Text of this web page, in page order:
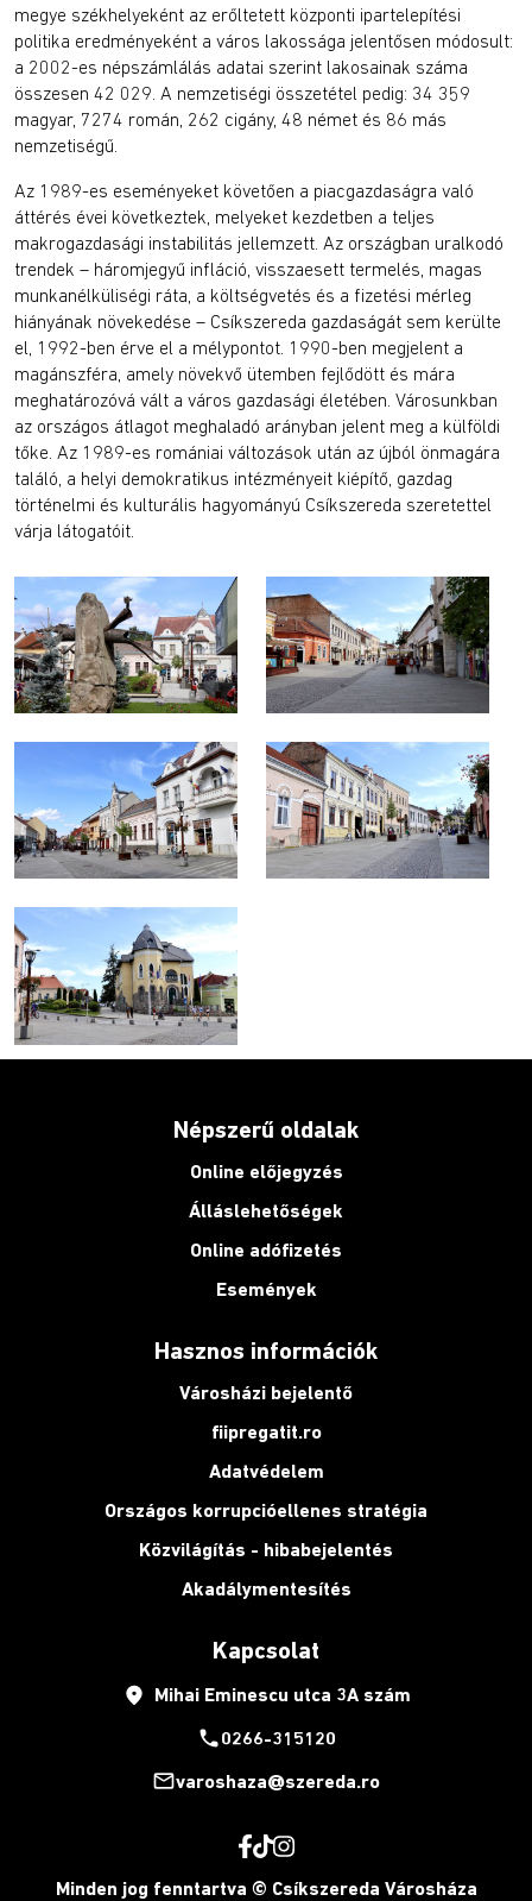
megye székhelyeként az erőltetett központi ipartelepítési
politika eredményeként a város lakossága jelentősen módosult:
a 2002-es népszámlálás adatai szerint lakosainak száma
összesen 42 029. A nemzetiségi összetétel pedig: 34 359
magyar, 7274 román, 262 cigány, 48 német és 86 más
nemzetiségű.
Az 1989-es eseményeket követően a piacgazdaságra való
áttérés évei következtek, melyeket kezdetben a teljes
makrogazdasági instabilitás jellemzett. Az országban uralkodó
trendek – háromjegyű infláció, visszaesett termelés, magas
munkanélküliségi ráta, a költségvetés és a fizetési mérleg
hiányának növekedése – Csíkszereda gazdaságát sem kerülte
el, 1992-ben érve el a mélypontot. 1990-ben megjelent a
magánszféra, amely növekvő ütemben fejlődött és mára
meghatározóvá vált a város gazdasági életében. Városunkban
az országos átlagot meghaladó arányban jelent meg a külföldi
tőke. Az 1989-es romániai változások után az újból önmagára
találó, a helyi demokratikus intézményeit kiépítő, gazdag
történelmi és kulturális hagyományú Csíkszereda szeretettel
várja látogatóit.
Népszerű oldalak
Online előjegyzés
Álláslehetőségek
Online adófizetés
Események
Hasznos információk
Városházi bejelentő
fiipregatit.ro
Adatvédelem
Országos korrupcióellenes stratégia
Közvilágítás - hibabejelentés
Akadálymentesítés
Kapcsolat
place Mihai Eminescu utca 3A szám
phone0266-315120
mail_outlinevaroshaza@szereda.ro
Minden jog fenntartva © Csíkszereda Városháza